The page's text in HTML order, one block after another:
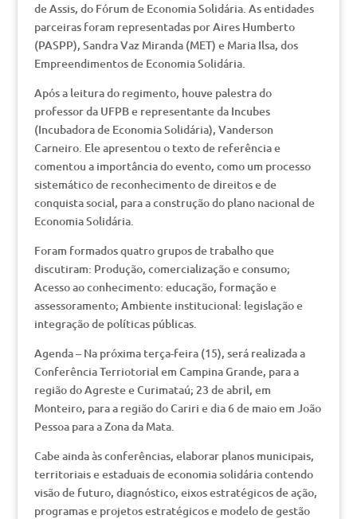
de Assis, do Fórum de Economia Solidária. As entidades
parceiras foram representadas por Aires Humberto
(PASPP), Sandra Vaz Miranda (MET) e Maria Ilsa, dos
Empreendimentos de Economia Solidária.
Após a leitura do regimento, houve palestra do
professor da UFPB e representante da Incubes
(Incubadora de Economia Solidária), Vanderson
Carneiro. Ele apresentou o texto de referência e
comentou a importância do evento, como um processo
sistemático de reconhecimento de direitos e de
conquista social, para a construção do plano nacional de
Economia Solidária.
Foram formados quatro grupos de trabalho que
discutiram: Produção, comercialização e consumo;
Acesso ao conhecimento: educação, formação e
assessoramento; Ambiente institucional: legislação e
integração de políticas públicas.
Agenda – Na próxima terça-feira (15), será realizada a
Conferência Terriotorial em Campina Grande, para a
região do Agreste e Curimataú; 23 de abril, em
Monteiro, para a região do Cariri e dia 6 de maio em João
Pessoa para a Zona da Mata.
Cabe ainda às conferências, elaborar planos municipais,
territoriais e estaduais de economia solidária contendo
visão de futuro, diagnóstico, eixos estratégicos de ação,
programas e projetos estratégicos e modelo de gestão